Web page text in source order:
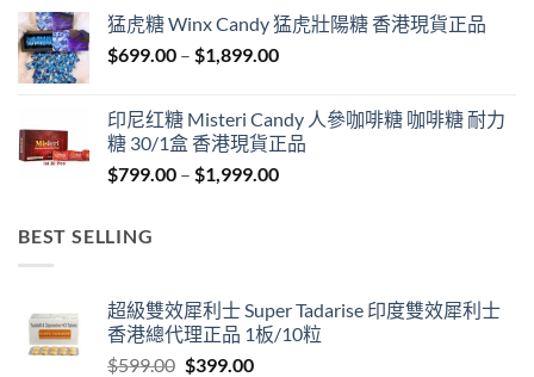
through
$1,849.00
猛虎糖 Winx Candy 猛虎壯陽糖 香港現貨正品
$699.00 – $1,899.00Price
through
$1,899.00
印尼红糖 Misteri Candy 人參咖啡糖 咖啡糖 耐力
糖 30/1盒 香港現貨正品
$799.00 – $1,999.00Price
BEST SELLING
超級雙效犀利士 Super Tadarise 印度雙效犀利士
香港總代理正品 1板/10粒
$599.00 Original
$399.00Current